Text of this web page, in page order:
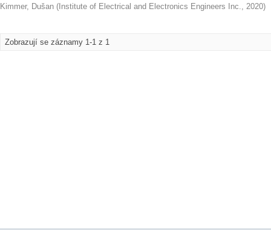
Kimmer, Dušan ( Institute of Electrical and Electronics Engineers Inc., 2020)
Zobrazují se záznamy 1-1 z 1